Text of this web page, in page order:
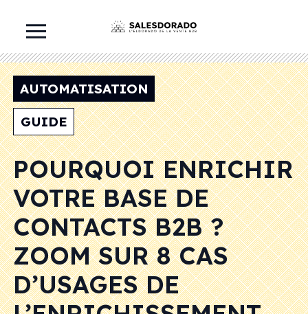
AUTOMATISATION
GUIDE
POURQUOI ENRICHIR
VOTRE BASE DE
CONTACTS B2B ?
ZOOM SUR 8 CAS
D’USAGES DE